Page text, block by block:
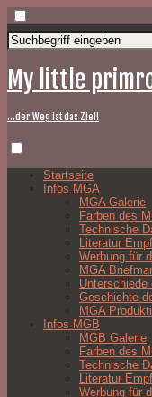
My little
…der Weg ist das Ziel!
Startseite
Infos MGA
MGA Galerie
Farben des
Technische
Literatur
Werbung für
MGA
Unterschiede
Geschichte
MGA
Infos MGB
MGB Galerie
Farben des
Technische
Literatur
Werbung für